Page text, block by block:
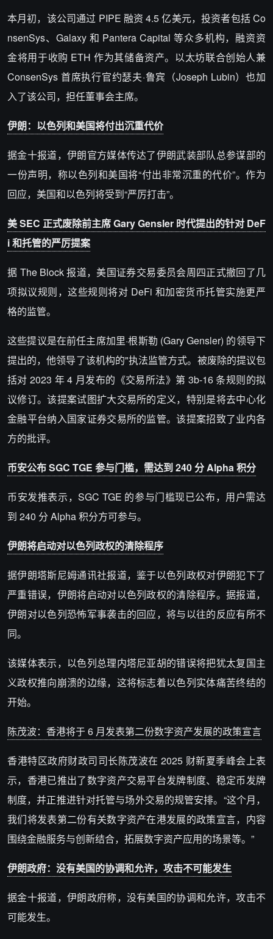
本月初，该公司通过 PIPE 融资 4.5 亿美元，投资者包括 Co
nsenSys、Galaxy 和 Pantera Capital 等众多机构，融资资
金将用于收购 ETH 作为其储备资产。以太坊联合创始人兼
ConsenSys 首席执行官约瑟夫·鲁宾（Joseph Lubin）也加
入了该公司，担任董事会主席。
伊朗：以色列和美国将付出沉重代价
据金十报道，伊朗官方媒体传达了伊朗武装部队总参谋部的
一份声明，称以色列和美国将“付出非常沉重的代价”。作为
回应，美国和以色列将受到“严厉打击”。
美 SEC 正式废除前主席 Gary Gensler 时代提出的针对 DeF
i 和托管的严厉提案
据 The Block 报道，美国证券交易委员会周四正式撤回了几
项拟议规则，这些规则将对 DeFi 和加密货币托管实施更严
格的监管。
这些提议是在前任主席加里·根斯勒 (Gary Gensler) 的领导下
提出的，他领导了该机构的"执法监管方式。被废除的提议包
括对 2023 年 4 月发布的《交易所法》第 3b-16 条规则的拟
议修订。该提案试图扩大交易所的定义，特别是将去中心化
金融平台纳入国家证券交易所的监管。该提案招致了业内各
方的批评。
币安公布 SGC TGE 参与门槛，需达到 240 分 Alpha 积分
币安发推表示，SGC TGE 的参与门槛现已公布，用户需达
到 240 分 Alpha 积分方可参与。
伊朗将启动对以色列政权的清除程序
据伊朗塔斯尼姆通讯社报道，鉴于以色列政权对伊朗犯下了
严重错误，伊朗将启动对以色列政权的清除程序。据报道，
伊朗对以色列恐怖军事袭击的回应，将与以往的反应有所不
同。
该媒体表示，以色列总理内塔尼亚胡的错误将把犹太复国主
义政权推向崩溃的边缘，这将标志着以色列实体痛苦终结的
开始。
陈茂波：香港将于 6 月发表第二份数字资产发展的政策宣言
香港特区政府财政司司长陈茂波在 2025 财新夏季峰会上表
示，香港已推出了数字资产交易平台发牌制度、稳定币发牌
制度，并正推进针对托管与场外交易的规管安排。“这个月，
我们将发表第二份有关数字资产在港发展的政策宣言，内容
围绕金融服务与创新结合，拓展数字资产应用的场景等。”
伊朗政府：没有美国的协调和允许，攻击不可能发生
据金十报道，伊朗政府称，没有美国的协调和允许，攻击不
可能发生。